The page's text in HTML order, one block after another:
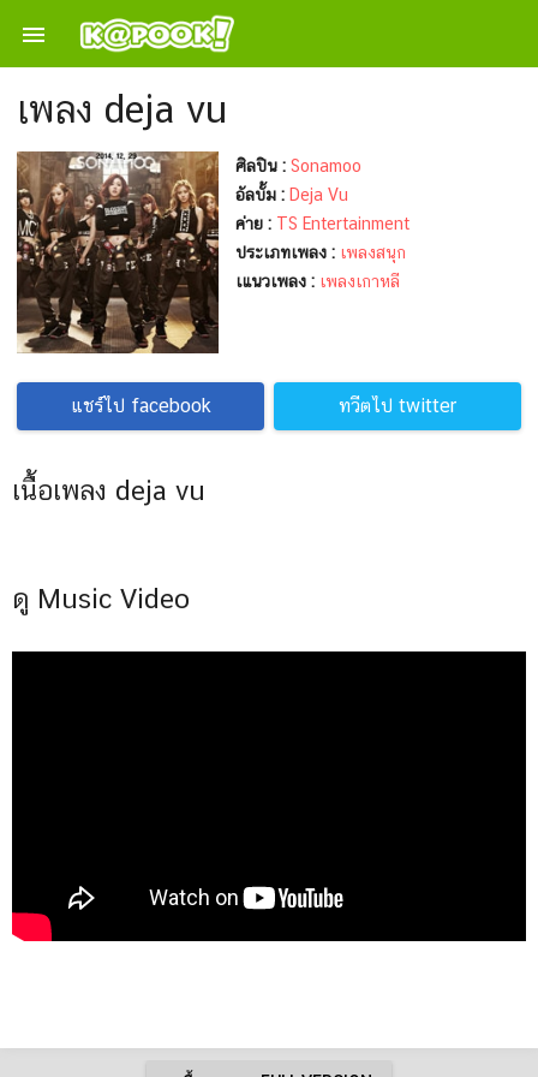

เพลง deja vu
ศิลปิน : Sonamoo
อัลบั้ม : Deja Vu
ค่าย : TS Entertainment
ประเภทเพลง : เพลงสนุก
เแนวเพลง : เพลงเกาหลี
แชร์ไป facebook ทวีตไป twitter
เนื้อเพลง deja vu
ดู Music Video